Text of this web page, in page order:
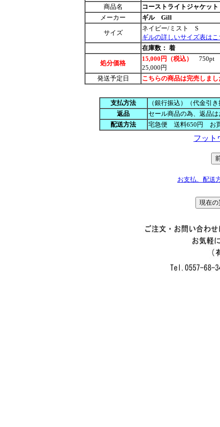
商品名
コーストライトジャケッ
メーカー
ギル Gill
サイズ
ネイビー/ミスト S
ギルの詳しいサイズ表は
在庫数： 着
処分価格
15,000円（税込） 750
25,000円
発送予定日
こちらの商品は完売しま
支払方法
（銀行振込）（代金引
返品
セール商品の為、返品
配送方法
宅急便 送料650円 お買
フット
お支払、配送